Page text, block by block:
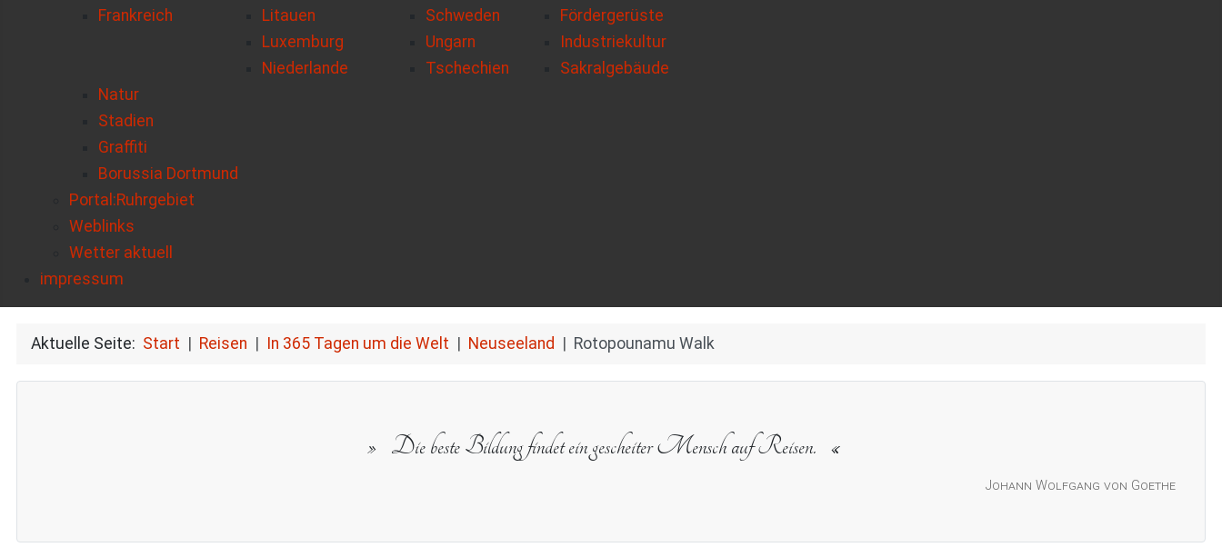
Frankreich
Litauen
Luxemburg
Niederlande
Schweden
Ungarn
Tschechien
Fördergerüste
Industriekultur
Sakralgebäude
Natur
Stadien
Graffiti
Borussia Dortmund
Portal:Ruhrgebiet
Weblinks
Wetter aktuell
impressum
Aktuelle Seite: Start Reisen In 365 Tagen um die Welt Neuseeland Rotopounamu Walk
Johann Wolfgang von Goethe
Die beste Bildung findet ein gescheiter Mensch auf Reisen.